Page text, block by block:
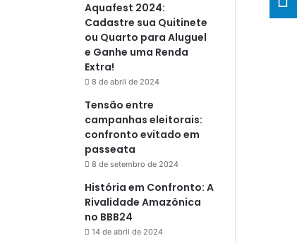
Aquafest 2024:
Cadastre sua Quitinete
ou Quarto para Aluguel
e Ganhe uma Renda
Extra!
8 de abril de 2024
Tensão entre
campanhas eleitorais:
confronto evitado em
passeata
8 de setembro de 2024
História em Confronto: A
Rivalidade Amazônica
no BBB24
14 de abril de 2024